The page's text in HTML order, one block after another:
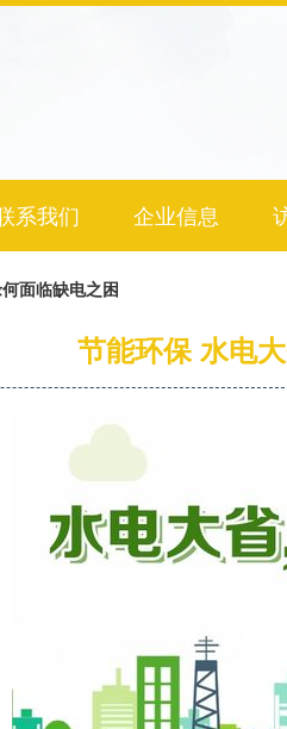
系我们 企业信息
面临缺电之困
节能环保 水电